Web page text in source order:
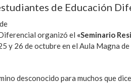
de Educación
organizó el «Seminario
y 26 de octubre en el Aula Magna de
desconocido para muchos que